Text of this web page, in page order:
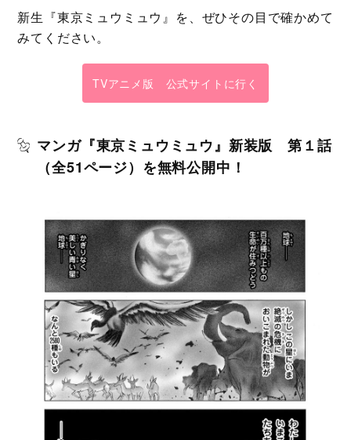
新生『東京ミュウミュウ』を、ぜひその目で確かめて
みてください。
TVアニメ版 公式サイトに行く
マンガ『東京ミュウミュウ』新装版 第１話
（全51ページ）を無料公開中！